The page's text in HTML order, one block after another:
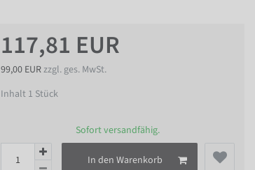
117,81 EUR
99,00 EURzzgl. ges. MwSt.
Inhalt 1 Stück
Sofort versandfähig.
In den Warenkorb